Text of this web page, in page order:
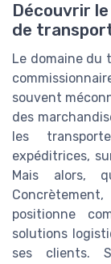
Découvrir
de
Le domaine du
souvent
des
les
expéditrices,
Mais alors,
positionne
solutions
ses clients.